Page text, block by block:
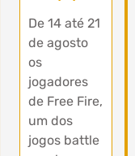
De 14 até 21
de agosto
os
jogadores
de Free Fire,
um dos
jogos battle